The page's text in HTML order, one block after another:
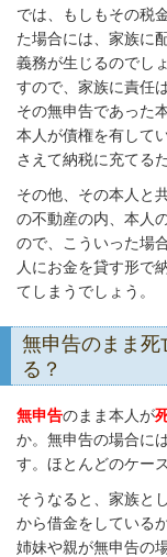
では、もしもその税
た場合には、家族に
義務が生じるのでし
すので、家族に責任
その無申告であった
本人が債権を有して
さえて納税に充てる
その他、その本人と
の不動産の内、本人
ので、こういった場
人にお金を貸す形で
てしまうでしょう。
無申告のまま死
る？
無申告のまま本人が
か。無申告の場合に
す。ほとんどのケー
そうなると、家族と
から借金をしている
姉妹や親が無申告の